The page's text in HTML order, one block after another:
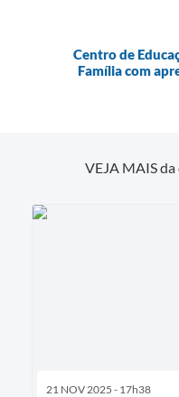
Centro de
Família com
VEJA MAIS
21 NOV 2025 - 17h38